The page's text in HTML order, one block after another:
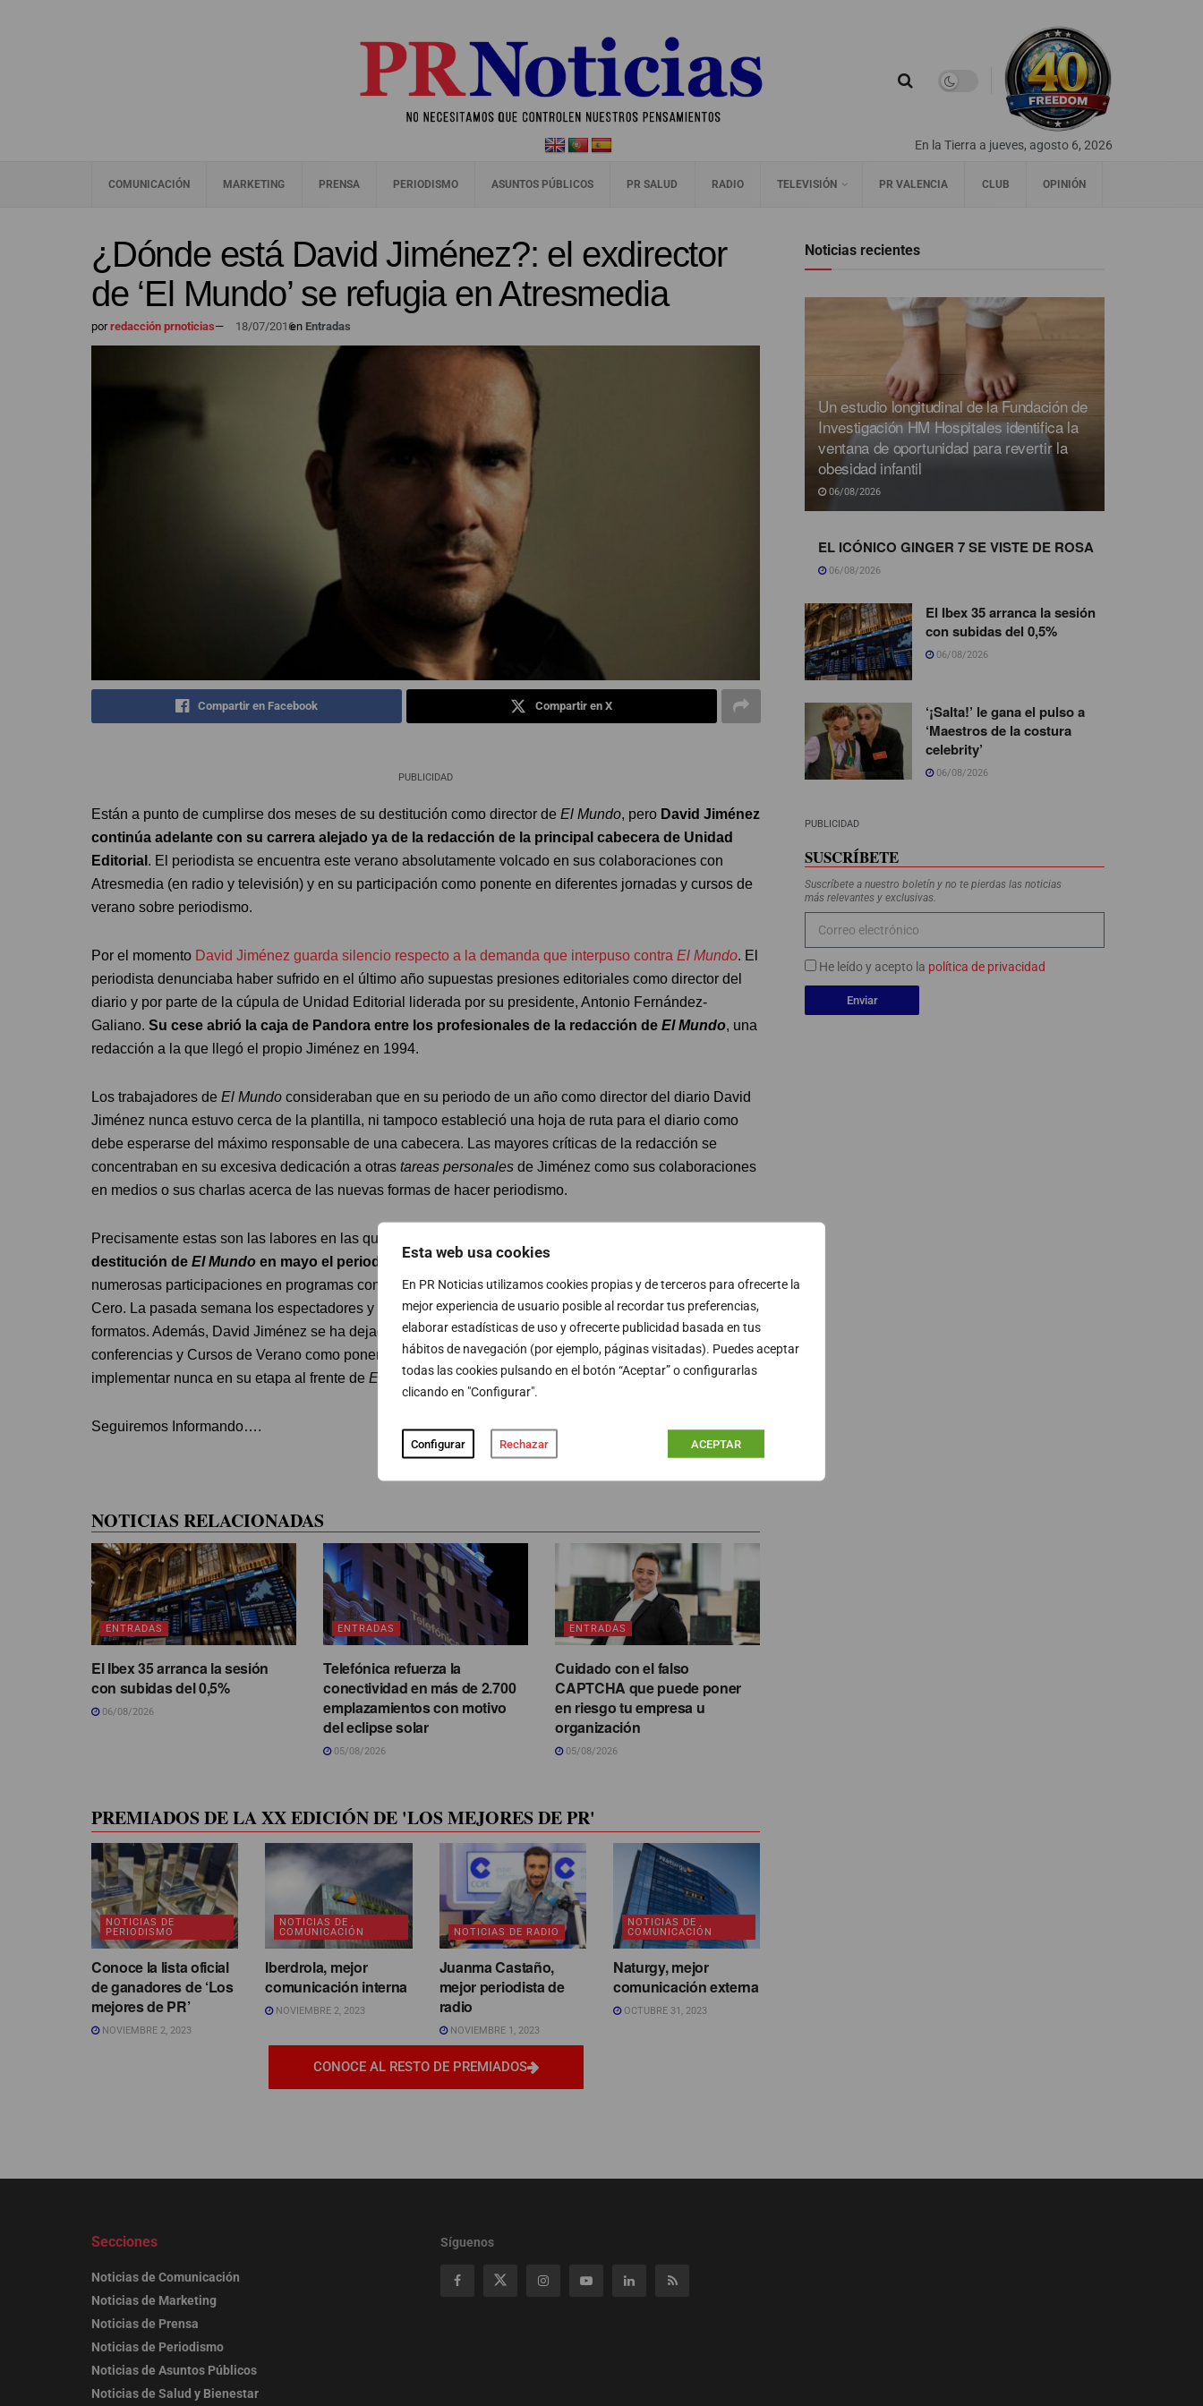
Esta web usa cookies
En PR Noticias utilizamos cookies propias y de terceros para ofrecerte la
mejor experiencia de usuario posible al recordar tus preferencias,
elaborar estadísticas de uso y ofrecerte publicidad basada en tus
hábitos de navegación (por ejemplo, páginas visitadas). Puedes aceptar
todas las cookies pulsando en el botón “Aceptar” o configurarlas
clicando en "Configurar".
Configurar Rechazar ACEPTAR
En la Tierra a jueves, agosto 6, 2026
COMUNICACIÓN MARKETING PRENSA PERIODISMO ASUNTOS PÚBLICOS PR SALUD RADIO TELEVISIÓN PR VALENCIA CLUB OPINIÓN
¿Dónde está David Jiménez?: el exdirector
de ‘El Mundo’ se refugia en Atresmedia
porredacción prnoticias— 18/07/2016en Entradas
Compartir en Facebook Compartir en X
PUBLICIDAD
Están a punto de cumplirse dos meses de su destitución como director de El Mundo, pero David Jiménez
continúa adelante con su carrera alejado ya de la redacción de la principal cabecera de Unidad
Editorial . El periodista se encuentra este verano absolutamente volcado en sus colaboraciones con
Atresmedia (en radio y televisión) y en su participación como ponente en diferentes jornadas y cursos de
verano sobre periodismo.
Por el momento David Jiménez guarda silencio respecto a la demanda que interpuso contra El Mundo. El
periodista denunciaba haber sufrido en el último año supuestas presiones editoriales como director del
diario y por parte de la cúpula de Unidad Editorial liderada por su presidente, Antonio Fernández-
Galiano. Su cese abrió la caja de Pandora entre los profesionales de la redacción de El Mundo, una
redacción a la que llegó el propio Jiménez en 1994.
Los trabajadores de El Mundo consideraban que en su periodo de un año como director del diario David
Jiménez nunca estuvo cerca de la plantilla, ni tampoco estableció una hoja de ruta para el diario como
debe esperarse del máximo responsable de una cabecera. Las mayores críticas de la redacción se
concentraban en su excesiva dedicación a otras tareas personales de Jiménez como sus colaboraciones
en medios o sus charlas acerca de las nuevas formas de hacer periodismo.
Precisamente estas son las labores en las que se encuentra ahora centrado David Jiménez.
destitución de El Mundo en mayo el periodista se ha refugiado en Atresmedia
numerosas participaciones en programas como
Espejo Públicoen Antena 3 oMás de Unoen Onda
Cero. La pasada semana los espectadores y oyentes han podido seguir sus reflexiones en ambos
formatos. Además, David Jiménez se ha dejado ver mucho por las aulas participando en numerosas
conferencias y Cursos de Verano como ponente y prescriptor de un nuevo periodismo que no llegó a
implementar nunca en su etapa al frente de El Mundo.
Seguiremos Informando….
NOTICIAS RELACIONADAS
ENTRADAS
El Ibex 35 arranca la sesión
con subidas del 0,5%
06/08/2026
ENTRADAS
Telefónica refuerza la
conectividad en más de 2.700
emplazamientos con motivo
del eclipse solar
05/08/2026
ENTRADAS
Cuidado con el falso
CAPTCHA que puede poner
en riesgo tu empresa u
organización
05/08/2026
PREMIADOS DE LA XX EDICIÓN DE 'LOS MEJORES DE PR'
NOTICIAS DE
PERIODISMO
Conoce la lista oficial
de ganadores de ‘Los
mejores de PR’
NOVIEMBRE 2, 2023
NOTICIAS DE
COMUNICACIÓN
Iberdrola, mejor
comunicación interna
NOVIEMBRE 2, 2023
NOTICIAS DE RADIO
Juanma Castaño,
mejor periodista de
radio
NOVIEMBRE 1, 2023
NOTICIAS DE
COMUNICACIÓN
Naturgy, mejor
comunicación externa
OCTUBRE 31, 2023
CONOCE AL RESTO DE PREMIADOS
Noticias recientes
Un estudio longitudinal de la Fundación de
Investigación HM Hospitales identifica la
ventana de oportunidad para revertir la
obesidad infantil
06/08/2026
EL ICÓNICO GINGER 7 SE VISTE DE ROSA
06/08/2026
El Ibex 35 arranca la sesión
con subidas del 0,5%
06/08/2026
‘¡Salta!’ le gana el pulso a
‘Maestros de la costura
celebrity’
06/08/2026
PUBLICIDAD
SUSCRÍBETE
Suscríbete a nuestro boletín y no te pierdas las noticias
más relevantes y exclusivas.
He leído y acepto la política de privacidad
Enviar
Secciones
Noticias de Comunicación
Noticias de Marketing
Noticias de Prensa
Noticias de Periodismo
Noticias de Asuntos Públicos
Noticias de Salud y Bienestar
Síguenos